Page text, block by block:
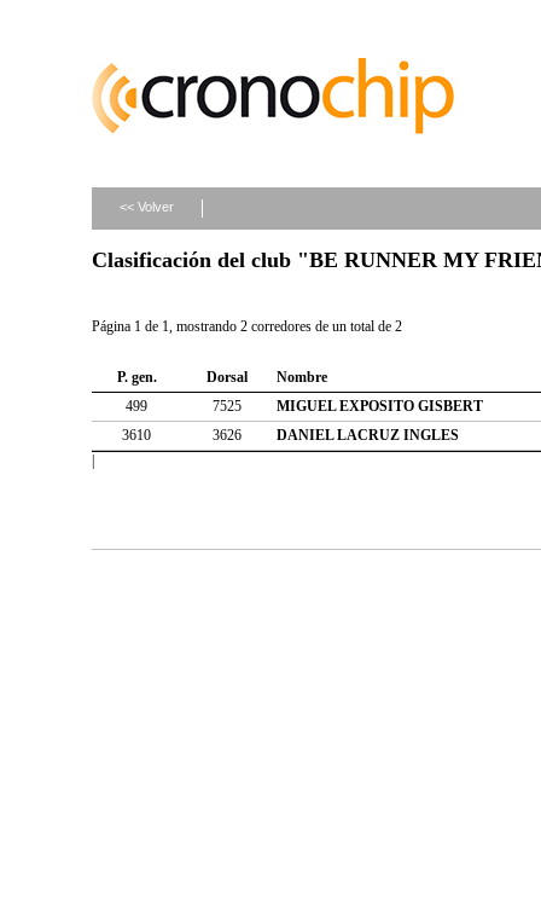
<< Volver
Clasificación del club "BE RUNNER MY
Página 1 de 1, mostrando 2 corredores de un total de 2
P. gen. Dorsal
Nombre
499
7525
MIGUEL EXPOSITO GISBERT
3610
3626
DANIEL LACRUZ INGLES
|